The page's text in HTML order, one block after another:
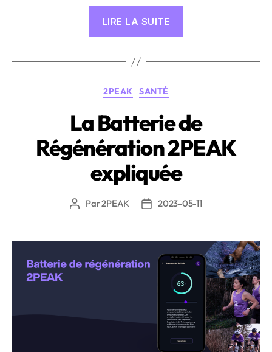
LIRE LA SUITE
2PEAK
pas
à
pas «
Catégories
2PEAK SANTÉ
La Batterie de
Régénération 2PEAK
expliquée
Auteur
Par2PEAK
Date2023-05-11